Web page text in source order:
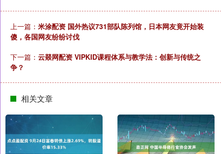
上一篇： 米涂配资 国外热议731部队陈列馆，日本网友竟开始装
傻，各国网友纷纷讨伐
下一篇： 云燚网配资 VIPKID课程体系与教学法：创新与传统之
争？
相关文章